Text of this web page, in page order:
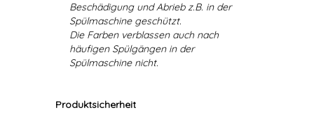
Beschädigung und Abrieb z.B. in der
Spülmaschine geschützt.
Die Farben verblassen auch nach
häufigen Spülgängen in der
Spülmaschine nicht.
Produktsicherheit